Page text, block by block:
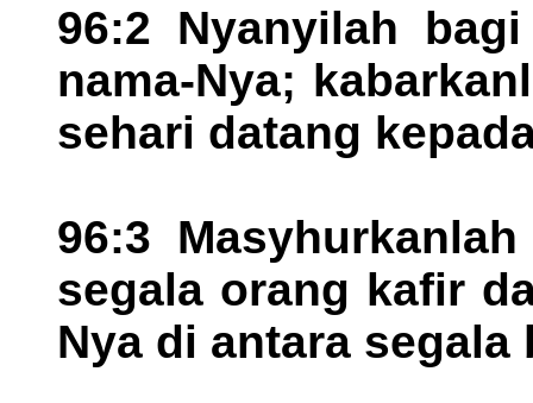
96:2 Nyanyilah
nama-Nya;
sehari datang
96:3
segala orang kafir
Nya di antara segala